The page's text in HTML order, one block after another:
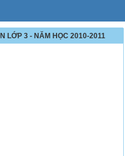
LỚP 3 - NĂM HỌC 2010-2011